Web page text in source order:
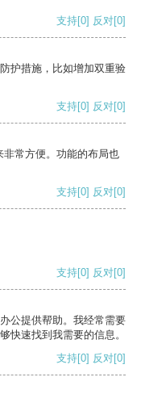
支持[0] 反对[0]
护措施，比如增加双重验
支持[0] 反对[0]
常方便。功能的布局也
支持[0] 反对[0]
支持[0] 反对[0]
公提供帮助。我经常需要
快速找到我需要的信息。
支持[0] 反对[0]